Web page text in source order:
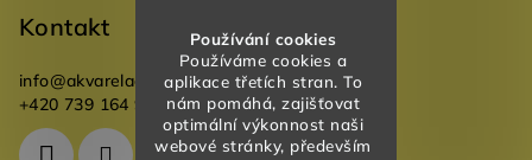
Používání cookies
Používáme cookies a
aplikace třetích stran. To
nám pomáhá, zajišťovat
optimální výkonnost naši
webové stránky, především
Kontakt
info@akvareladesign.cz
+420 739 164 946